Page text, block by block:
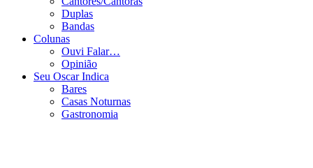
Duplas
Bandas
Colunas
Ouvi Falar…
Opinião
Seu Oscar Indica
Bares
Casas Noturnas
Gastronomia